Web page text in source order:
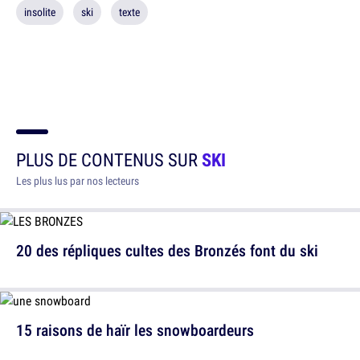
insolite ski texte
PLUS DE CONTENUS SURSKI
Les plus lus par nos lecteurs
20 des répliques cultes des Bronzés font du ski
15 raisons de haïr les snowboardeurs